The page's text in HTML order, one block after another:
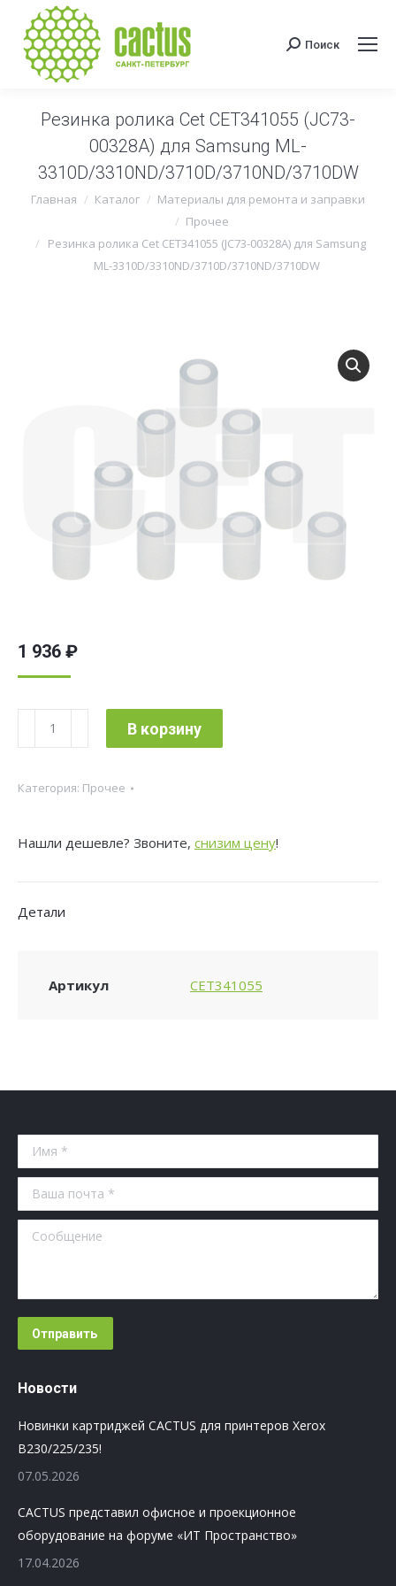
Поиск:
Поиск
Резинка ролика Cet CET341055 (JC73-
00328A) для Samsung ML-
3310D/3310ND/3710D/3710ND/3710DW
Вы здесь:
Главная Каталог
Материалы для ремонта и заправки
Прочее
Резинка ролика Cet CET341055 (JC73-00328A) для Samsung
ML-3310D/3310ND/3710D/3710ND/3710DW
1 936 ₽
Количество
товара
ролика
CET341055
для
3310D/3310ND/3710D/3710ND/3710DW
В корзину
Категория: Прочее
Нашли дешевле? Звоните, снизим цену!
Детали
Артикул CET341055
Имя *
Ваша почта *
Сообщение
Отправить
Новости
Новинки картриджей CACTUS для принтеров Xerox
B230/225/235!
07.05.2026
CACTUS представил офисное и проекционное
оборудование на форуме «ИТ Пространство»
17.04.2026